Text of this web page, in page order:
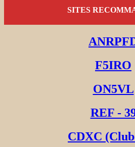
SITES
F5IRO
ON5VL
REF -
CDXC